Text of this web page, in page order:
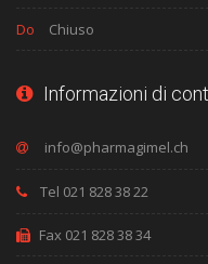
Do Chiuso
Informazioni di
Tel 021 828 38 22
Fax 021 828 38 34